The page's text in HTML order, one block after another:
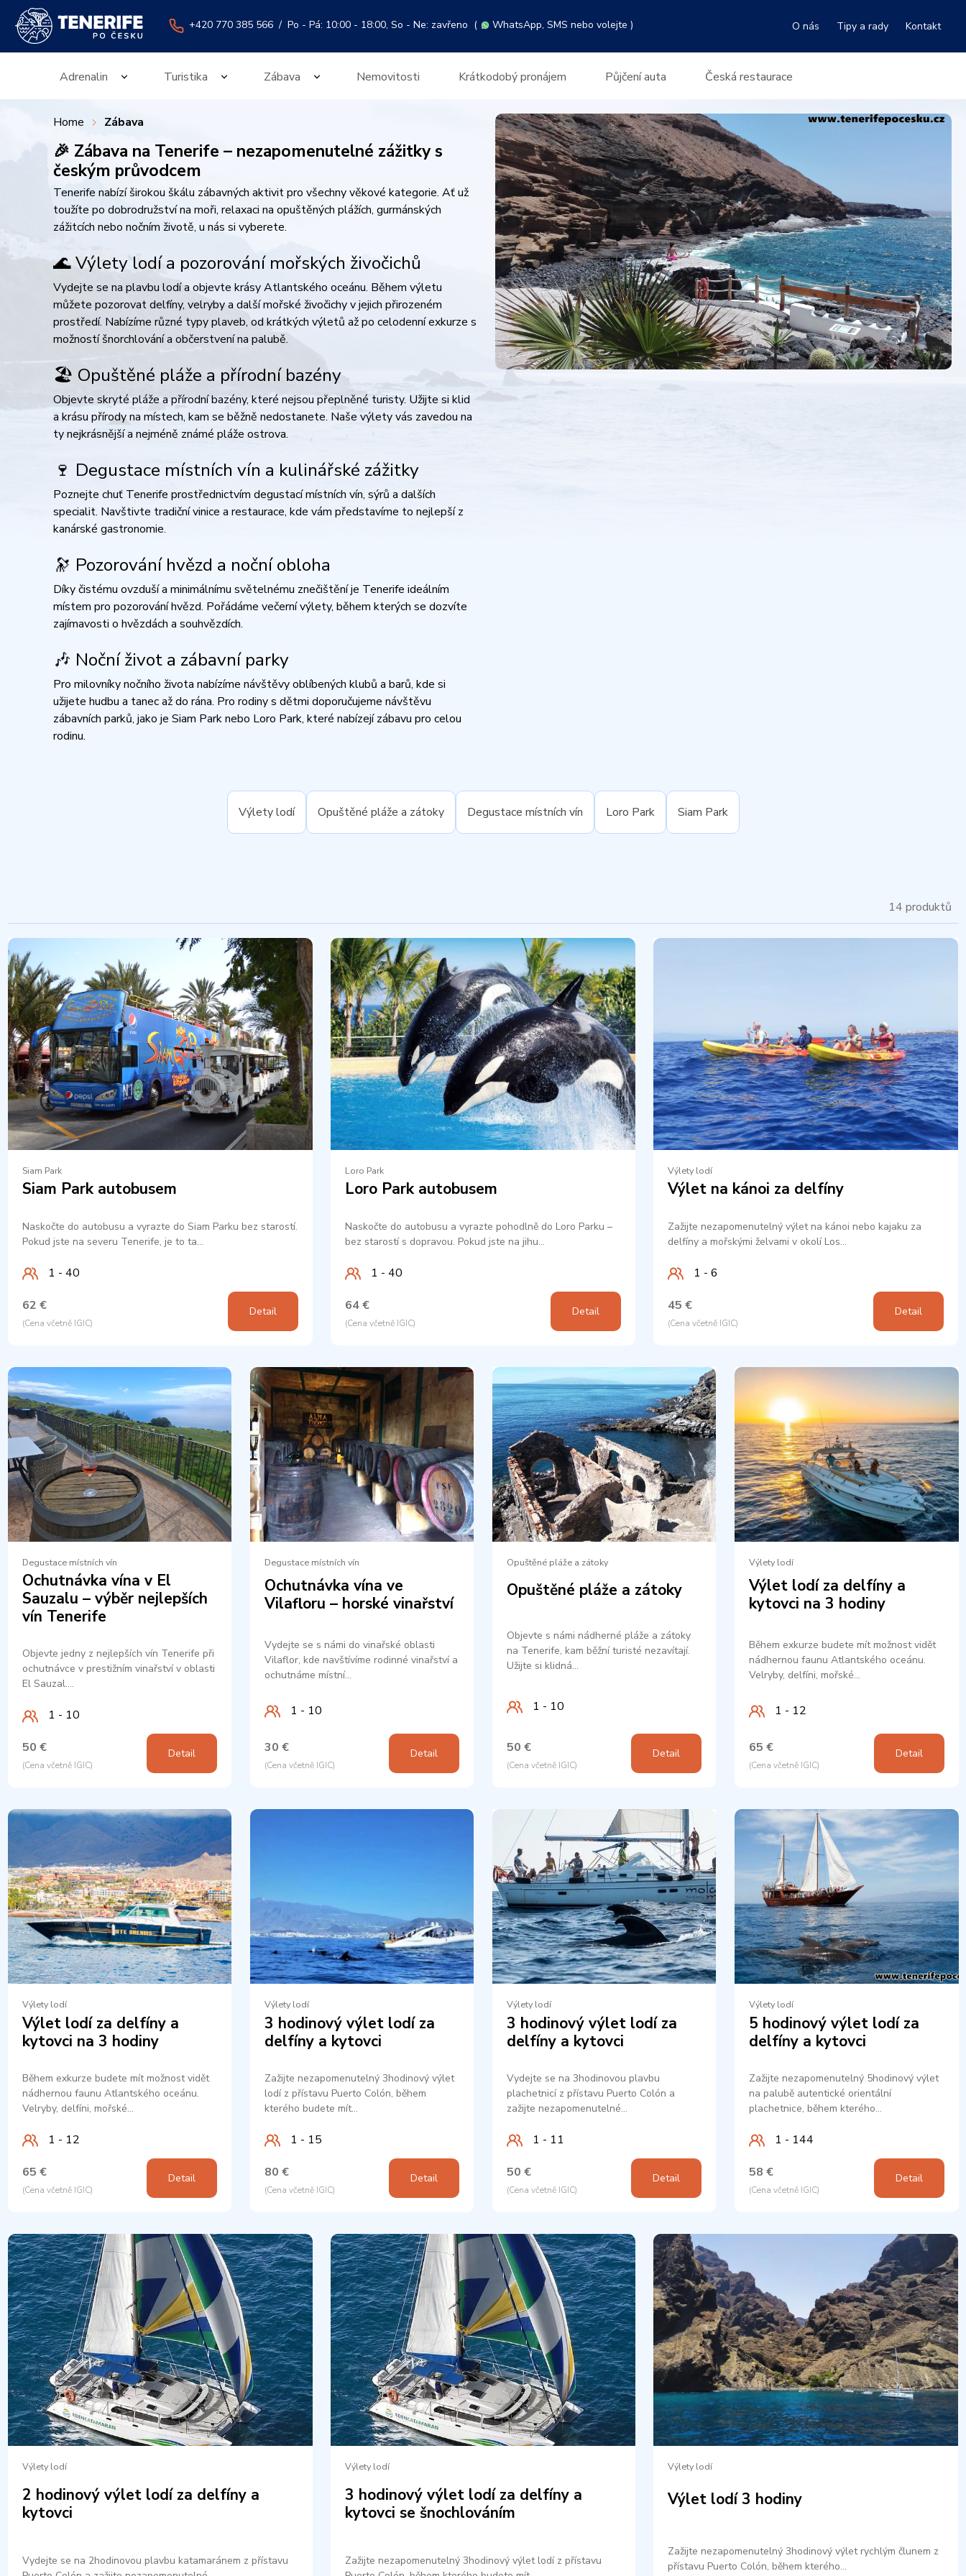
+420 770 385 566 / Po - Pá: 10:00 - 18:00, So - Ne: zavřeno ( WhatsApp, SMS nebo volejte ) O nás Tipy a rady Kontakt
Adrenalin Turistika Zábava Nemovitosti Krátkodobý pronájem Půjčení auta Česká restaurace
Home Zábava
🎉 Zábava na Tenerife – nezapomenutelné zážitky s
českým průvodcem
Tenerife nabízí širokou škálu zábavných aktivit pro všechny věkové kategorie. Ať už
toužíte po dobrodružství na moři, relaxaci na opuštěných plážích, gurmánských
zážitcích nebo nočním životě, u nás si vyberete.​
🌊 Výlety lodí a pozorování mořských živočichů
Vydejte se na plavbu lodí a objevte krásy Atlantského oceánu. Během výletu
můžete pozorovat delfíny, velryby a další mořské živočichy v jejich přirozeném
prostředí. Nabízíme různé typy plaveb, od krátkých výletů až po celodenní exkurze s
možností šnorchlování a občerstvení na palubě.
🏖️ Opuštěné pláže a přírodní bazény
Objevte skryté pláže a přírodní bazény, které nejsou přeplněné turisty. Užijte si klid
a krásu přírody na místech, kam se běžně nedostanete. Naše výlety vás zavedou na
ty nejkrásnější a nejméně známé pláže ostrova.​
🍷 Degustace místních vín a kulinářské zážitky
Poznejte chuť Tenerife prostřednictvím degustací místních vín, sýrů a dalších
specialit. Navštivte tradiční vinice a restaurace, kde vám představíme to nejlepší z
kanárské gastronomie.​
🔭 Pozorování hvězd a noční obloha
Díky čistému ovzduší a minimálnímu světelnému znečištění je Tenerife ideálním
místem pro pozorování hvězd. Pořádáme večerní výlety, během kterých se dozvíte
zajímavosti o hvězdách a souhvězdích.​
🎶 Noční život a zábavní parky
Pro milovníky nočního života nabízíme návštěvy oblíbených klubů a barů, kde si
užijete hudbu a tanec až do rána. Pro rodiny s dětmi doporučujeme návštěvu
zábavních parků, jako je Siam Park nebo Loro Park, které nabízejí zábavu pro celou
rodinu.​
Výlety lodí Opuštěné pláže a zátoky Degustace místních vín Loro Park Siam Park
14 produktů
Siam Park
Siam Park autobusem
Naskočte do autobusu a vyrazte do Siam Parku bez starostí.
Pokud jste na severu Tenerife, je to ta…
1 - 40
62 €
(Cena včetně IGIC)
Detail
Loro Park
Loro Park autobusem
Naskočte do autobusu a vyrazte pohodlně do Loro Parku –
bez starostí s dopravou. Pokud jste na jihu…
1 - 40
64 €
(Cena včetně IGIC)
Detail
Výlety lodí
Výlet na kánoi za delfíny
Zažijte nezapomenutelný výlet na kánoi nebo kajaku za
delfíny a mořskými želvami v okolí Los…
1 - 6
45 €
(Cena včetně IGIC)
Detail
Degustace místních vín
Ochutnávka vína v El
Sauzalu – výběr nejlepších
vín Tenerife
Objevte jedny z nejlepších vín Tenerife při
ochutnávce v prestižním vinařství v oblasti
El Sauzal.…
1 - 10
50 €
(Cena včetně IGIC)
Detail
Degustace místních vín
Ochutnávka vína ve
Vilafloru – horské vinařství
Vydejte se s námi do vinařské oblasti
Vilaflor, kde navštívíme rodinné vinařství a
ochutnáme místní…
1 - 10
30 €
(Cena včetně IGIC)
Detail
Opuštěné pláže a zátoky
Opuštěné pláže a zátoky
Objevte s námi nádherné pláže a zátoky
na Tenerife, kam běžní turisté nezavítají.
Užijte si klidná…
1 - 10
50 €
(Cena včetně IGIC)
Detail
Výlety lodí
Výlet lodí za delfíny a
kytovci na 3 hodiny
Během exkurze budete mít možnost vidět
nádhernou faunu Atlantského oceánu.
Velryby, delfíni, mořské…
1 - 12
65 €
(Cena včetně IGIC)
Detail
Výlety lodí
Výlet lodí za delfíny a
kytovci na 3 hodiny
Během exkurze budete mít možnost vidět
nádhernou faunu Atlantského oceánu.
Velryby, delfíni, mořské…
1 - 12
65 €
(Cena včetně IGIC)
Detail
Výlety lodí
3 hodinový výlet lodí za
delfíny a kytovci
Zažijte nezapomenutelný 3hodinový výlet
lodí z přístavu Puerto Colón, během
kterého budete mít…
1 - 15
80 €
(Cena včetně IGIC)
Detail
Výlety lodí
3 hodinový výlet lodí za
delfíny a kytovci
Vydejte se na 3hodinovou plavbu
plachetnicí z přístavu Puerto Colón a
zažijte nezapomenutelné…
1 - 11
50 €
(Cena včetně IGIC)
Detail
Výlety lodí
5 hodinový výlet lodí za
delfíny a kytovci
Zažijte nezapomenutelný 5hodinový výlet
na palubě autentické orientální
plachetnice, během kterého…
1 - 144
58 €
(Cena včetně IGIC)
Detail
Výlety lodí
2 hodinový výlet lodí za delfíny a
kytovci
Vydejte se na 2hodinovou plavbu katamaránem z přístavu
Výlety lodí
3 hodinový výlet lodí za delfíny a
kytovci se šnochlováním
Zažijte nezapomenutelný 3hodinový výlet lodí z přístavu
Výlety lodí
Výlet lodí 3 hodiny
Zažijte nezapomenutelný 3hodinový výlet rychlým člunem z
přístavu Puerto Colón, během kterého…